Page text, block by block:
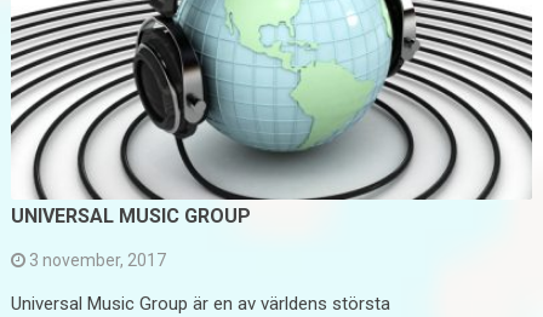
UNIVERSAL MUSIC GROUP
3 november, 2017
Universal Music Group är en av världens största